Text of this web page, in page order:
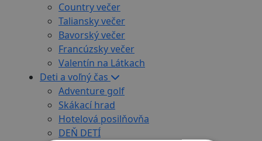
Country večer
Taliansky večer
Bavorský večer
Francúzsky večer
Valentín na Látkach
Deti a voľný čas
Adventure golf
Skákací hrad
Hotelová posilňovňa
DEŇ DETÍ